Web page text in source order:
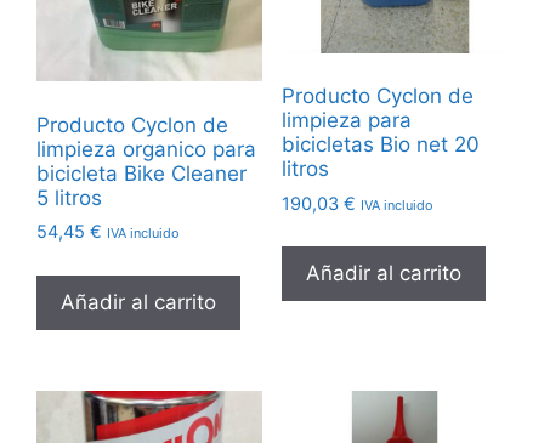
Producto Cyclon de
limpieza organico para
bicicleta Bike Cleaner
5 litros
54,45 € IVA incluido
Añadir al carrito
Producto Cyclon de
limpieza para
bicicletas Bio net 20
litros
190,03 € IVA incluido
Añadir al carrito